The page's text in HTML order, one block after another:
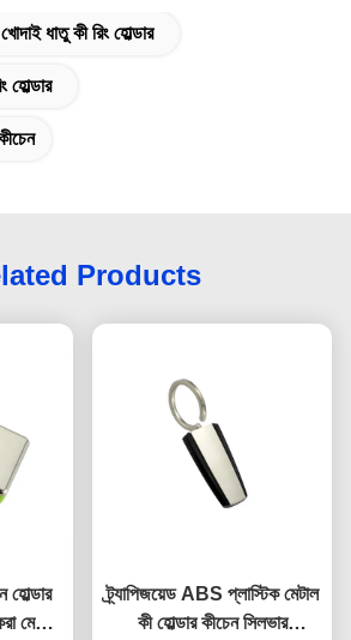
ধাতু কী রিং হোল্ডার
হোল্ডার
Products
হোল্ডার
মেটাল
ট্র্যাপিজয়েড ABS প্লাস্টিক মেটাল
কী হোল্ডার কীচেন সিলভার